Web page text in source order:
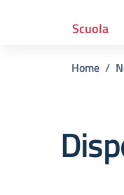
Scuola
Home